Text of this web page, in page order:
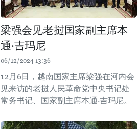
梁强会见老挝国家副主席本
通·吉玛尼
06/12/2024 13:36
12月6日，越南国家主席梁强在河内会
见来访的老挝人民革命党中央书记处
常务书记、国家副主席本通·吉玛尼。